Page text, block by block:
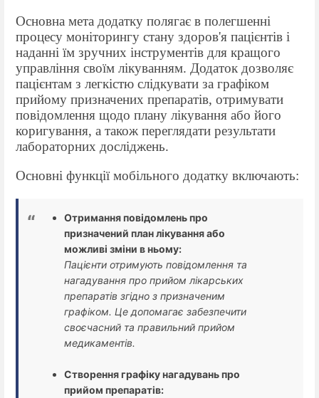
Основна мета додатку полягає в полегшенні
процесу моніторингу стану здоров'я пацієнтів і
наданні їм зручних інструментів для кращого
управління своїм лікуванням. Додаток дозволяє
пацієнтам з легкістю слідкувати за графіком
прийому призначених препаратів, отримувати
повідомлення щодо плану лікування або його
коригування, а також переглядати результати
лабораторних досліджень.
Основні функції мобільного додатку включають:
Отримання повідомлень про
призначений план лікування або
можливі зміни в ньому:
Пацієнти отримують повідомлення та
нагадування про прийом лікарських
препаратів згідно з призначеним
графіком. Це допомагає забезпечити
своєчасний та правильний прийом
медикаментів.
Створення графіку нагадувань про
прийом препаратів: